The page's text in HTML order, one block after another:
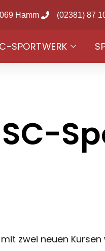
Hamm (02381) 87
SPORTWERK
zwei neuen